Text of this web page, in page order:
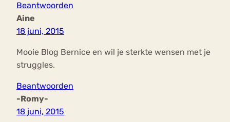
Beantwoorden
Aine
18 juni, 2015
Mooie Blog Bernice en wil je sterkte wensen met je
struggles.
Beantwoorden
-Romy-
18 juni, 2015